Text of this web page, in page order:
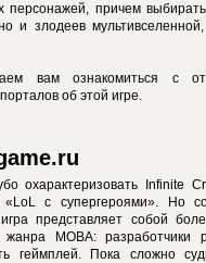
персонажей, причем
и злодеев
вам ознакомиться с
об этой игре.
охарактеризовать Infinite
«LoL с супергероями». Но
представляет собой
жанра МОВА: разработчики
геймплей. Пока сложно